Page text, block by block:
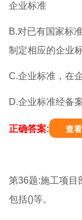
企业标准
B.对已有国家标
制定相应的企业
C.企业标准，在
D.企业标准经备
正确答案: 查
第36题:施工项目
包括()等。